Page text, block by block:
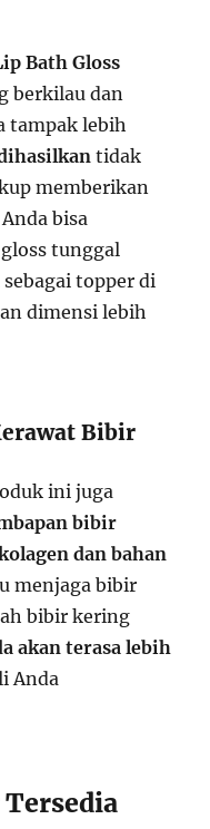
Bath Gloss
berkilau dan
tampak lebih
tidak
memberikan
bisa
tunggal
topper di
dimensi lebih
Bibir
ini juga
bibir
dan bahan
menjaga bibir
bibir kering
akan terasa lebih
Anda